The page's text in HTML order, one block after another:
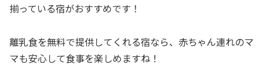
揃っている宿がおすすめです！
離乳食を無料で提供してくれる宿なら、赤ちゃん連れのマ
マも安心して食事を楽しめますね！